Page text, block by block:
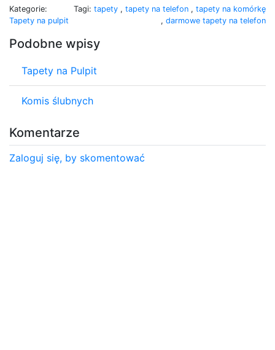
Kategorie:
Tapety na pulpit
Tagi: tapety , tapety na telefon , tapety na komórkę
, darmowe tapety na telefon
Podobne wpisy
Tapety na Pulpit
Komis ślubnych
Komentarze
Zaloguj się, by skomentować